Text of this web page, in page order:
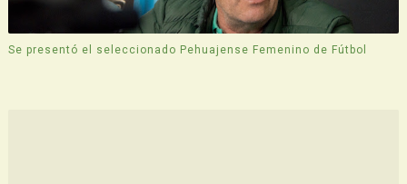
Se presentó el seleccionado Pehuajense Femenino de Fútbol